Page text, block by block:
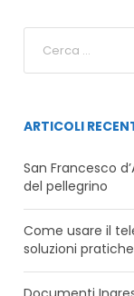
ARTICOLI
San Francesco
del pellegrino
Come usare il
soluzioni pratiche